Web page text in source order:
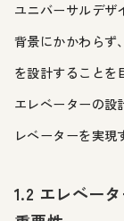
ユニバーサルデザ
背景にかかわらず
を設計することを
エレベーターの設
レベーターを実現
1.2 エレベー